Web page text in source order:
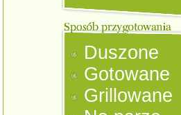
Duszone
Gotowane
Grillowane